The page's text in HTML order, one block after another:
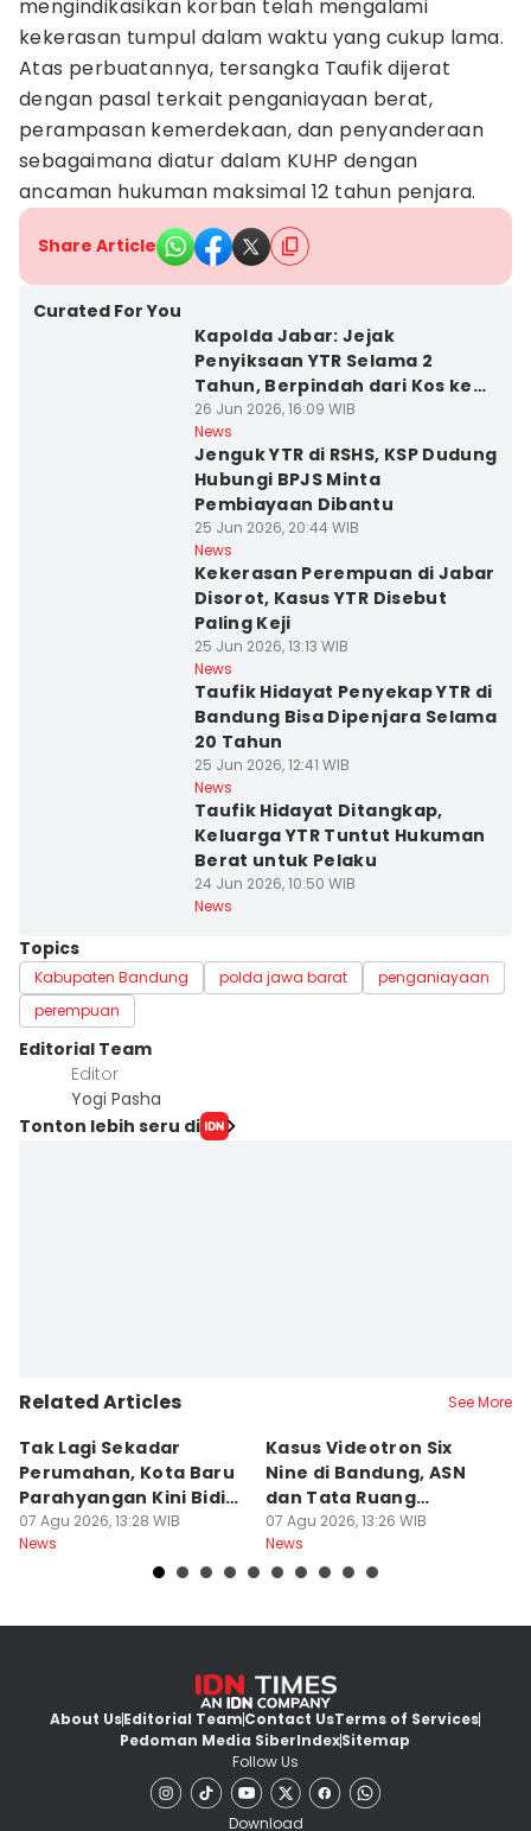
mengindikasikan korban telah mengalami
kekerasan tumpul dalam waktu yang cukup lama.
Atas perbuatannya, tersangka Taufik dijerat
dengan pasal terkait penganiayaan berat,
perampasan kemerdekaan, dan penyanderaan
sebagaimana diatur dalam KUHP dengan
ancaman hukuman maksimal 12 tahun penjara.
Share Article
Curated For You
Kapolda Jabar: Jejak
Penyiksaan YTR Selama 2
Tahun, Berpindah dari Kos ke
Kos
26 Jun 2026, 16:09 WIB
News
Jenguk YTR di RSHS, KSP Dudung
Hubungi BPJS Minta
Pembiayaan Dibantu
25 Jun 2026, 20:44 WIB
News
Kekerasan Perempuan di Jabar
Disorot, Kasus YTR Disebut
Paling Keji
25 Jun 2026, 13:13 WIB
News
Taufik Hidayat Penyekap YTR di
Bandung Bisa Dipenjara Selama
20 Tahun
25 Jun 2026, 12:41 WIB
News
Taufik Hidayat Ditangkap,
Keluarga YTR Tuntut Hukuman
Berat untuk Pelaku
24 Jun 2026, 10:50 WIB
News
Topics
Kabupaten Bandung polda jawa barat
penganiayaan
perempuan
Editorial Team
Editor
Yogi Pasha
Tonton lebih seru di
Related Articles See More
Tak Lagi Sekadar
Perumahan, Kota Baru
Parahyangan Kini Bidik
Wisatawan
07 Agu 2026, 13:28 WIB
News
Kasus Videotron Six
Nine di Bandung, ASN
dan Tata Ruang
Diperiksa
07 Agu 2026, 13:26 WIB
News
About UsEditorial TeamContact UsTerms of Services
Pedoman Media SiberIndexSitemap
Follow Us
Download